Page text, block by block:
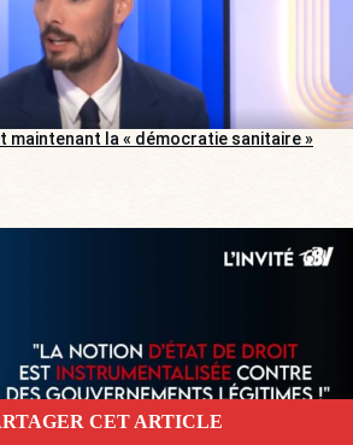
maintenant la « démocratie sanitaire »
CET ARTICLE